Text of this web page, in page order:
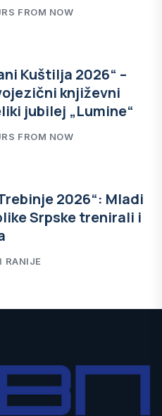
FROM NOW
Kuštilja 2026“ –
književni
jubilej „Lumine“
FROM NOW
2026“: Mladi
Srpske trenirali i
RANIJE